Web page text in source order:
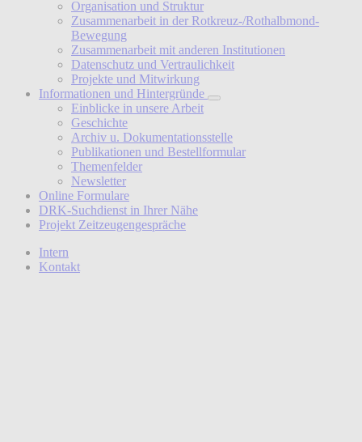
Organisation und Struktur
Zusammenarbeit in der Rotkreuz-/Rothalbmond-
Bewegung
Zusammenarbeit mit anderen Institutionen
Datenschutz und Vertraulichkeit
Projekte und Mitwirkung
Informationen und Hintergründe
Einblicke in unsere Arbeit
Geschichte
Archiv u. Dokumentationsstelle
Publikationen und Bestellformular
Themenfelder
Newsletter
Online Formulare
DRK-Suchdienst in Ihrer Nähe
Projekt Zeitzeugengespräche
Intern
Kontakt